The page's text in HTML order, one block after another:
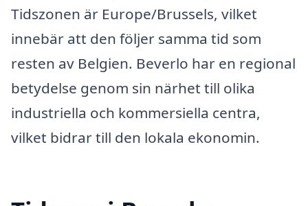
Tidszonen är Europe/Brussels, vilket
innebär att den följer samma tid som
resten av Belgien. Beverlo har en regional
betydelse genom sin närhet till olika
industriella och kommersiella centra,
vilket bidrar till den lokala ekonomin.